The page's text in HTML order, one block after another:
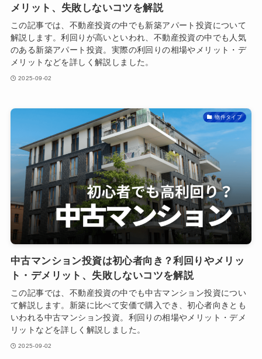
メリット、失敗しないコツを解説
この記事では、不動産投資の中でも新築アパート投資について
解説します。利回りが高いといわれ、不動産投資の中でも人気
のある新築アパート投資。実際の利回りの相場やメリット・デ
メリットなどを詳しく解説しました。
2025-09-02
物件タイプ
中古マンション投資は初心者向き？利回りやメリッ
ト・デメリット、失敗しないコツを解説
この記事では、不動産投資の中でも中古マンション投資につい
て解説します。新築に比べて安価で購入でき、初心者向きとも
いわれる中古マンション投資。利回りの相場やメリット・デメ
リットなどを詳しく解説しました。
2025-09-02